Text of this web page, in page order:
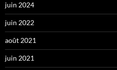
juin 2024
juin 2022
août 2021
juin 2021